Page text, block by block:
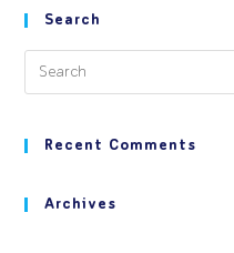
Search
Recent Comments
Archives